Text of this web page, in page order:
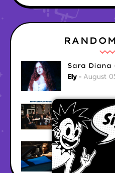
Sara Diana
Ely August
Good
Don't Care
Ely August
Hyperwulf -
Ely August